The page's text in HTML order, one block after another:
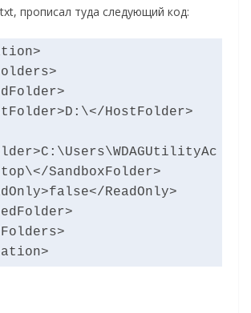
прописал туда следующий код:
SandboxFolder>